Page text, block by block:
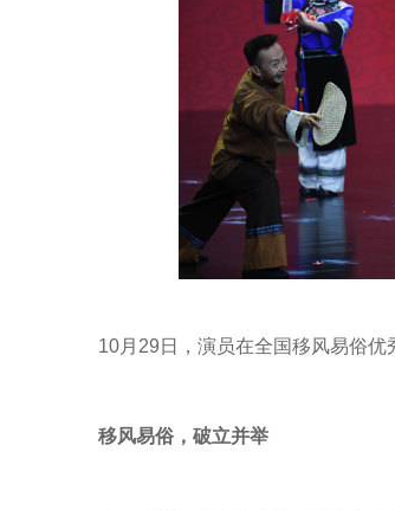
10月29日，演员在全国移风易俗
移风易俗，破立并举